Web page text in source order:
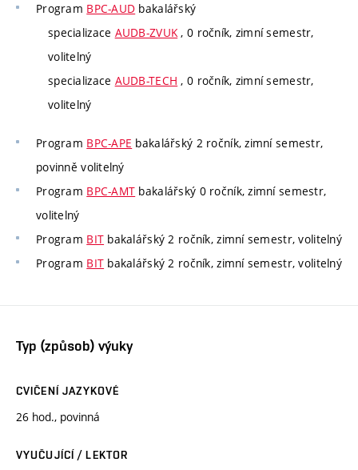
Program BPC-AUD bakalářský
specializace AUDB-ZVUK, 0 ročník, zimní semestr,
volitelný
specializace AUDB-TECH , 0 ročník, zimní semestr,
volitelný
Program BPC-APE bakalářský 2 ročník, zimní semestr,
povinně volitelný
Program BPC-AMT bakalářský 0 ročník, zimní semestr,
volitelný
Program BIT bakalářský 2 ročník, zimní semestr, volitelný
Program BIT bakalářský 2 ročník, zimní semestr, volitelný
Typ (způsob) výuky
CVIČENÍ JAZYKOVÉ
26 hod., povinná
VYUČUJÍCÍ / LEKTOR